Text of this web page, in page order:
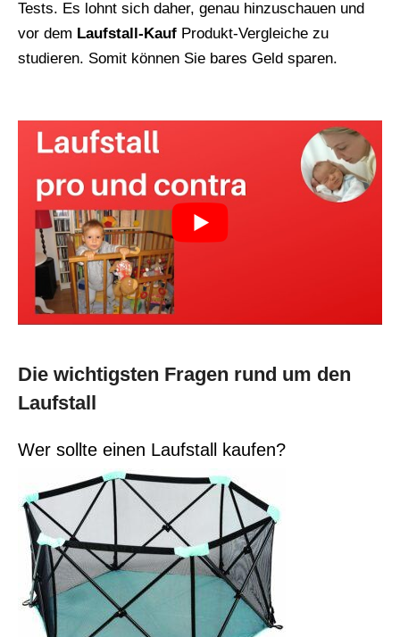
Tests. Es lohnt sich daher, genau hinzuschauen und
vor dem Laufstall-Kauf Produkt-Vergleiche zu
studieren. Somit können Sie bares Geld sparen.
Die wichtigsten Fragen rund um den
Laufstall
Wer sollte einen Laufstall kaufen?